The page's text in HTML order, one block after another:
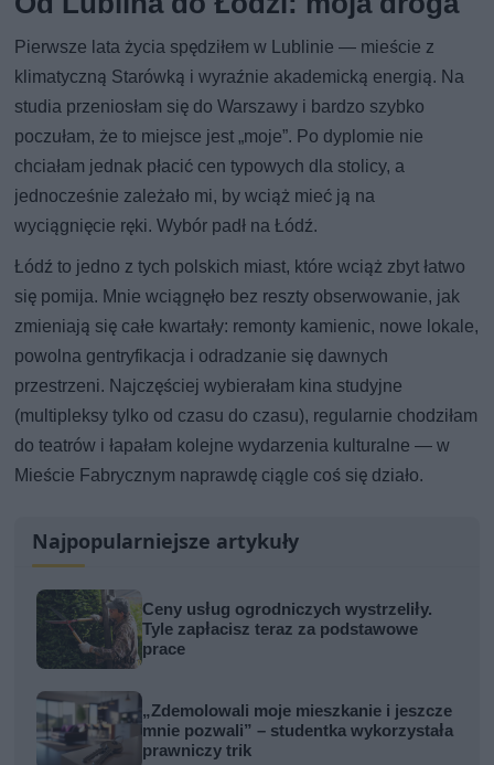
Pierwsze lata życia spędziłem w Lublinie — mieście z
klimatyczną Starówką i wyraźnie akademicką energią. Na
studia przeniosłam się do Warszawy i bardzo szybko
poczułam, że to miejsce jest „moje”. Po dyplomie nie
chciałam jednak płacić cen typowych dla stolicy, a
jednocześnie zależało mi, by wciąż mieć ją na
wyciągnięcie ręki. Wybór padł na Łódź.
Łódź to jedno z tych polskich miast, które wciąż zbyt łatwo
się pomija. Mnie wciągnęło bez reszty obserwowanie, jak
zmieniają się całe kwartały: remonty kamienic, nowe lokale,
powolna gentryfikacja i odradzanie się dawnych
przestrzeni. Najczęściej wybierałam kina studyjne
(multipleksy tylko od czasu do czasu), regularnie chodziłam
do teatrów i łapałam kolejne wydarzenia kulturalne — w
Mieście Fabrycznym naprawdę ciągle coś się działo.
Najpopularniejsze artykuły
Ceny usług ogrodniczych wystrzeliły.
Tyle zapłacisz teraz za podstawowe
prace
„Zdemolowali moje mieszkanie i jeszcze
mnie pozwali” – studentka wykorzystała
prawniczy trik